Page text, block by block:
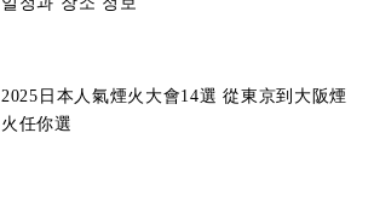
2025日本人氣煙火大會14選 從東京到大阪煙
火任你選